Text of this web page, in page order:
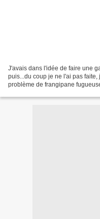
J'avais dans l'idée de faire une
puis...du coup je ne l'ai pas
problème de frangipane